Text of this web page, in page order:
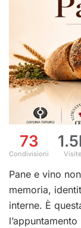
73
Condivisioni Visite
Pane e vino
memoria,
interne. È